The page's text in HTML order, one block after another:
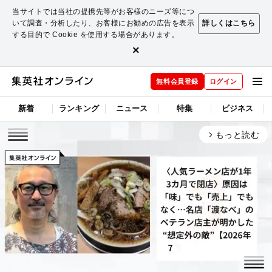
当サイトでは当社の提携先等がお客様のニーズ等につ
いて調査・分析したり、お客様にお勧めの広告を表示
する目的で Cookie を使用する場合があります。
詳しくはこちら
×
無料会員登録 ログイン
新着 ランキング ニュース 特集 ビジネス
arrow_forward_ios もっと読む